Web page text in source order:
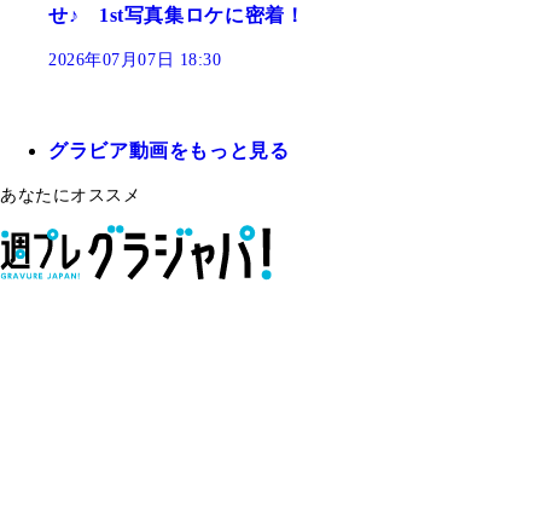
せ♪ 1st写真集ロケに密着！
2026年07月07日 18:30
グラビア動画をもっと見る
あなたにオススメ